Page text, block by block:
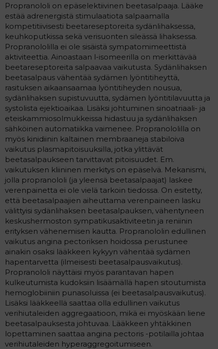
Propranololi on epäselektiivinen beetasalpaaja. Lääke
estää adrenergistä stimulaatiota salpaamalla
kompetitiivisesti beetareseptoreita sydänlihaksessa,
keuhkoputkissa sekä verisuonten sileässä lihaksessa.
Propranololilla ei ole sisäistä sympatomimeettistä
aktiviteettia. Ainoastaan l-isomeerilla on merkittävää
beetareseptoreita salpaavaa vaikutusta. Sydänlihaksen
beetasalpaus vähentää sydämen lyöntitiheyttä,
rasituksen aikaansaamaa lyöntitiheyden nousua,
sydänlihaksen supistuvuutta, sydämen lyöntitilavuutta ja
systolista ejektioaikaa. Lisäksi johtuminen sinoatriaali- ja
eteiskammiosolmukkeissa hidastuu ja sydänlihaksen
sähköinen automatiikka vaimenee. Propranololilla on
myös kinidiinin kaltainen membraaneja stabiloiva
vaikutus plasmapitoisuuksilla, jotka ylittävät
beetasalpaukseen tarvittavat pitoisuudet. Em.
vaikutuksen kliininen merkitys on epäselvä. Mekanismi,
jolla propranololi (ja yleensä beetasalpaajat) laskee
verenpainetta ei ole vielä tarkoin tiedossa. On esitetty,
että beetasalpaajien aiheuttama verenpaineen lasku
välittyisi sydänlihaksen beetasalpauksen, vähentyneen
keskushermoston sympatikusaktiviteetin ja reniinin
erityksen vähenemisen kautta. Propranololin edullinen
vaikutus angina pectoriksen hoidossa perustunee
ainakin osaksi lääkkeen kykyyn vähentää sydämen
hapentarvetta (ilmeisesti beetasalpausvaikutus).
Propranololi näyttäisi myös parantavan hapen
kulkeutumista kudoksiin lisäämällä hapen sitoutumista
hemoglobiiniin punasoluissa (ei beetasalpausvaikutus).
Lisäksi lääkkeellä saattaa olla edullinen vaikutus
verihiutaleiden aggregaatioon, mikä ei myöskään liene
beetasalpauksesta johtuvaa. Lääkkeen yhtäkkinen
lopettaminen saattaa angina pectoris -potilailla johtaa
verihiutaleiden hyperaggregoitumiseen.